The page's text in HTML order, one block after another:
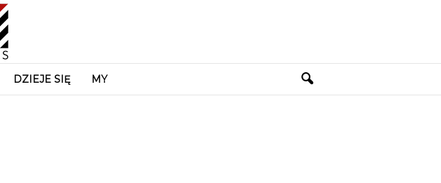
DZIEJE SIĘ MY